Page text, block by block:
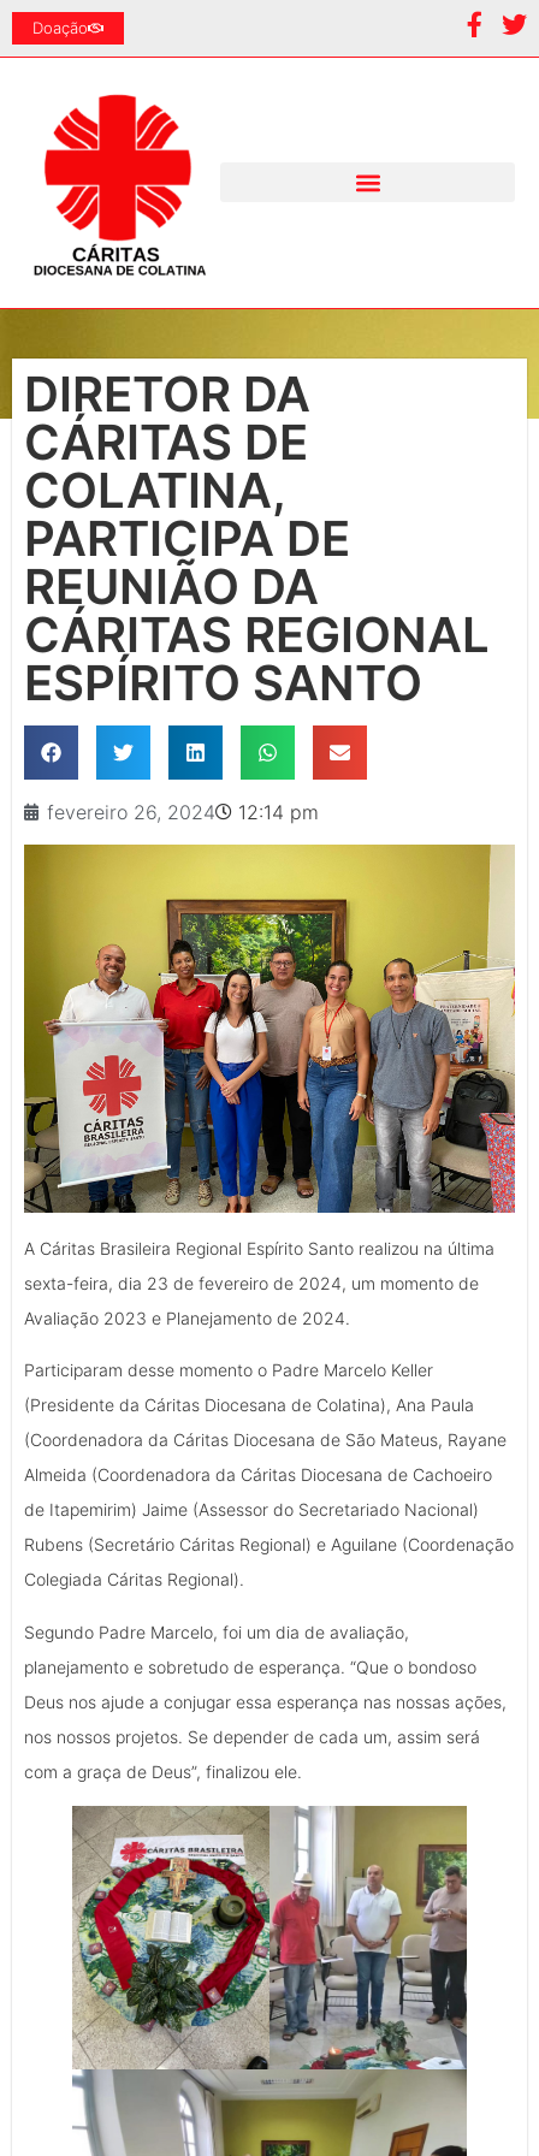
Doação
DIRETOR DA
CÁRITAS DE
COLATINA,
PARTICIPA DE
REUNIÃO DA
CÁRITAS REGIONAL
ESPÍRITO SANTO
fevereiro 26, 2024 12:14 pm
A Cáritas Brasileira Regional Espírito Santo realizou na última
sexta-feira, dia 23 de fevereiro de 2024, um momento de
Avaliação 2023 e Planejamento de 2024.
Participaram desse momento o Padre Marcelo Keller
(Presidente da Cáritas Diocesana de Colatina), Ana Paula
(Coordenadora da Cáritas Diocesana de São Mateus, Rayane
Almeida (Coordenadora da Cáritas Diocesana de Cachoeiro
de Itapemirim) Jaime (Assessor do Secretariado Nacional)
Rubens (Secretário Cáritas Regional) e Aguilane (Coordenação
Colegiada Cáritas Regional).
Segundo Padre Marcelo, foi um dia de avaliação,
planejamento e sobretudo de esperança. “Que o bondoso
Deus nos ajude a conjugar essa esperança nas nossas ações,
nos nossos projetos. Se depender de cada um, assim será
com a graça de Deus”, finalizou ele.